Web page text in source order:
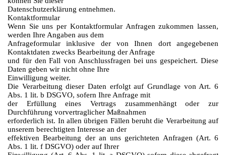
Datenschutzerklärung entnehmen.
Kontaktformular
Wenn Sie uns per Kontaktformular Anfragen zukommen lassen,
werden Ihre Angaben aus dem
Anfrageformular inklusive der von Ihnen dort angegebenen
Kontaktdaten zwecks Bearbeitung der Anfrage
und für den Fall von Anschlussfragen bei uns gespeichert. Diese
Daten geben wir nicht ohne Ihre
Einwilligung weiter.
Die Verarbeitung dieser Daten erfolgt auf Grundlage von Art. 6
Abs. 1 lit. b DSGVO, sofern Ihre Anfrage mit
der Erfüllung eines Vertrags zusammenhängt oder zur
Durchführung vorvertraglicher Maßnahmen
erforderlich ist. In allen übrigen Fällen beruht die Verarbeitung auf
unserem berechtigten Interesse an der
effektiven Bearbeitung der an uns gerichteten Anfragen (Art. 6
Abs. 1 lit. f DSGVO) oder auf Ihrer